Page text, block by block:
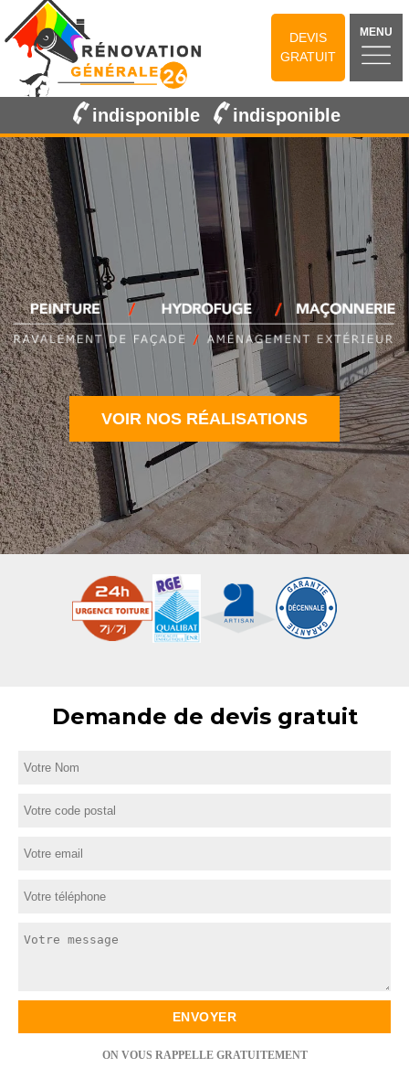
DEVIS
GRATUIT
MENU
indisponible indisponible
VOIR NOS RÉALISATIONS
Demande de devis gratuit
ON VOUS RAPPELLE GRATUITEMENT